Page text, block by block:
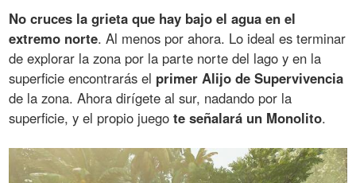
No cruces la grieta que hay bajo el agua en el
extremo norte. Al menos por ahora. Lo ideal es terminar
de explorar la zona por la parte norte del lago y en la
superficie encontrarás el primer Alijo de Supervivencia
de la zona. Ahora dirígete al sur, nadando por la
superficie, y el propio juegote señalará un Monolito.